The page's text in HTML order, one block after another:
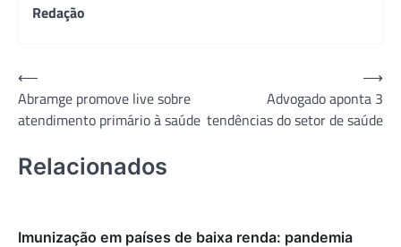
Redação
Navegação
de
Post
⟵
Abramge promove live sobre
atendimento primário à saúde
Advogado aponta 3
tendências do setor de saúde
⟶
Relacionados
Imunização em países de baixa renda: pandemia